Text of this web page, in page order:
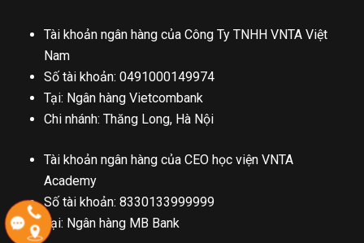
Tài khoản ngân hàng của Công Ty TNHH VNTA Việt
Nam
Số tài khoản: 0491000149974
Tại: Ngân hàng Vietcombank
Chi nhánh: Thăng Long, Hà Nội
Tài khoản ngân hàng của CEO học viện VNTA
Academy
Số tài khoản: 8330133999999
Tại: Ngân hàng MB Bank